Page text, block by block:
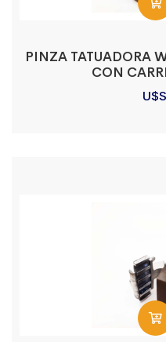
PINZA TATUADORA
CON
U$S